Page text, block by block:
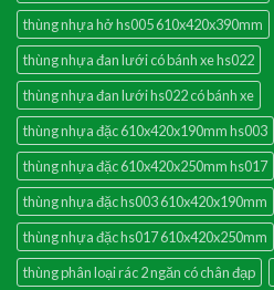
thùng nhựa hở hs005 610x420x390mm
thùng nhựa đan lưới có bánh xe hs022
thùng nhựa đan lưới hs022 có bánh xe
thùng nhựa đặc 610x420x190mm hs003
thùng nhựa đặc 610x420x250mm hs017
thùng nhựa đặc hs003 610x420x190mm
thùng nhựa đặc hs017 610x420x250mm
thùng phân loại rác 2 ngăn có chân đạp